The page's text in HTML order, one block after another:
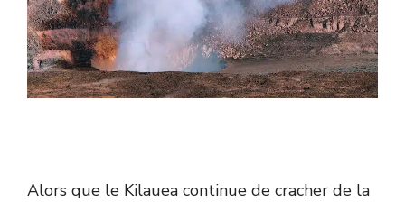
Alors que le Kilauea continue de cracher de la